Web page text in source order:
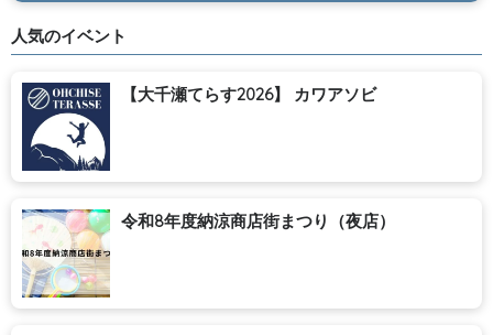
人気のイベント
【大千瀬てらす2026】 カワアソビ
令和8年度納涼商店街まつり（夜店）